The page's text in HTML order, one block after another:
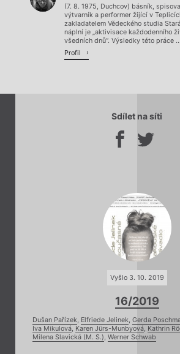
(7. 8. 1975, Duchcov) básník,
výtvarník a performer žijící v
zakladatelem Vědeckého studia
náplní je „aktivisace každodenního
všedních dnů“. Výsledky této práce ...
Profil
Sdílet na síti
Vyšlo 3. 10. 2019
16/2019
Dušan Pařízek, Elfriede Jelinek, Gerda
Iva Mikulová, Karen Jürs-Munbyová, Kathrin
Milena Slavická (M. S.), Werner Schwab